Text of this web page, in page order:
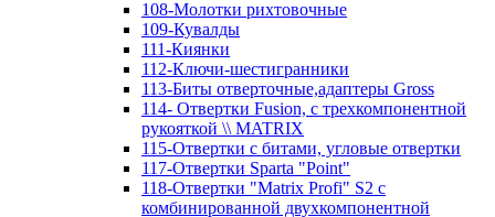
108-Молотки рихтовочные
109-Кувалды
111-Киянки
112-Ключи-шестигранники
113-Биты отверточные,адаптеры Gross
114- Отвертки Fusion, c трехкомпонентной
рукояткой \\ MATRIX
115-Отвертки с битами, угловые отвертки
117-Отвертки Sparta "Point"
118-Отвертки "Matrix Profi" S2 с
комбинированной двухкомпонентной